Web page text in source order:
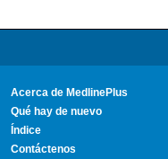
Acerca de MedlinePlus
Qué hay de nuevo
Índice
Contáctenos